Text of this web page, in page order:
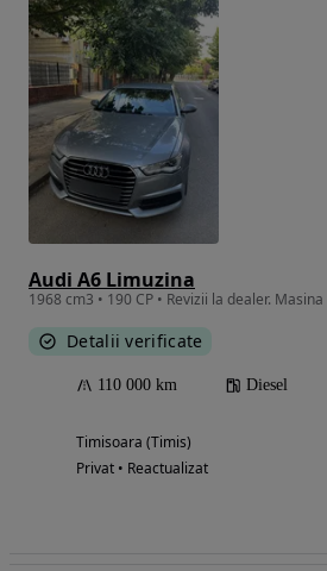
Audi A6 Limuzina
Detalii verificate
110 000 km Diesel
Timisoara (Timis)
Privat • Reactualizat